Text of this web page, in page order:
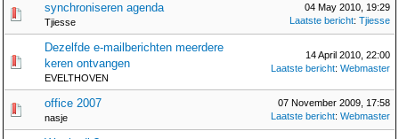
synchroniseren agenda
Tjiesse
04 May 2010, 19:29
Laatste bericht: Tjiesse
Dezelfde e-mailberichten meerdere
keren ontvangen
EVELTHOVEN
14 April 2010, 22:00
Laatste bericht: Webmaster
office 2007
nasje
07 November 2009, 17:58
Laatste bericht: Webmaster